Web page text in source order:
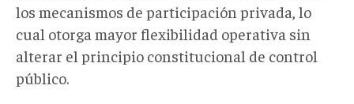
los mecanismos de participación privada, lo
cual otorga mayor flexibilidad operativa sin
alterar el principio constitucional de control
público.